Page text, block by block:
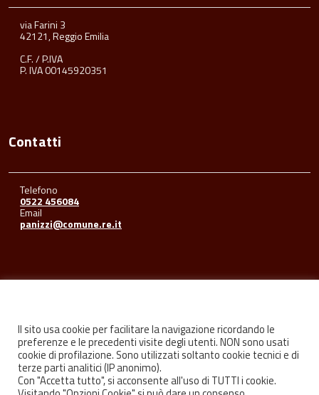
via Farini 3
42121, Reggio Emilia
C.F. / P.IVA
P. IVA 00145920351
Contatti
Telefono
0522 456084
Email
panizzi@comune.re.it
FacebookYoutubeInstagram
Il sito usa cookie per facilitare la navigazione ricordando le
preferenze e le precedenti visite degli utenti. NON sono usati
cookie di profilazione. Sono utilizzati soltanto cookie tecnici e di
terze parti analitici (IP anonimo).
Con "Accetta tutto", si acconsente all'uso di TUTTI i cookie.